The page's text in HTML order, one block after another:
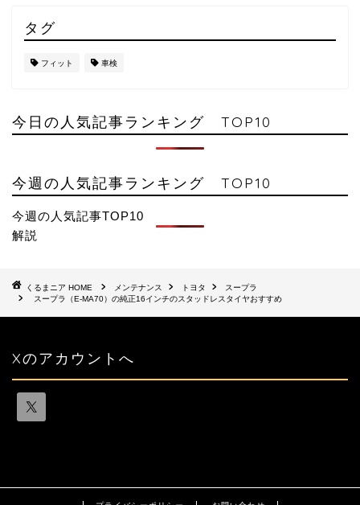
タグ
フィット 車検
今日の人気記事ランキング TOP10
今週の人気記事ランキング TOP10
今週の人気記事TOP10
解説
HOME メンテナンス トヨタ
スープラ
スープラ（E-MA70）の純正16インチのスタッドレスタイヤおすすめ
Xのアカウントへ